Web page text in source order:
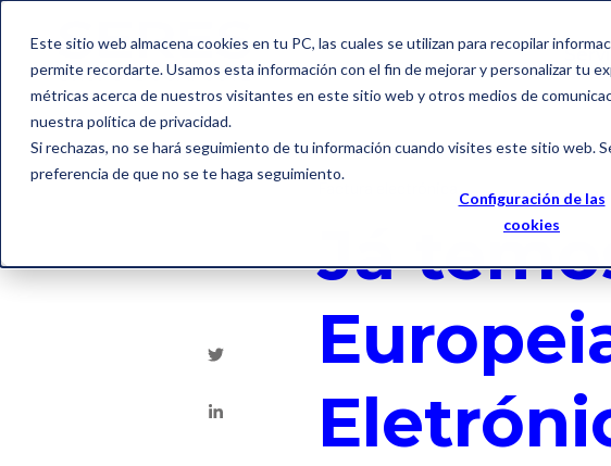
Este sitio web almacena cookies en tu PC, las cuales se utilizan para recopilar
permite recordarte. Usamos esta información con el fin de mejorar y personalizar tu
métricas acerca de nuestros visitantes en este sitio web y otros medios de
nuestra política de privacidad.
Si rechazas, no se hará seguimiento de tu información cuando visites este sitio web.
preferencia de que no se te haga seguimiento.
Configuración de las
cookies
Já